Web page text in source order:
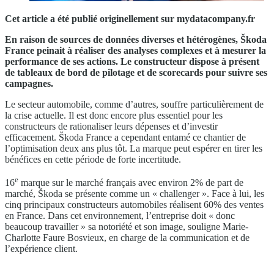
Cet article a été publié originellement sur mydatacompany.fr
En raison de sources de données diverses et hétérogènes, Škoda
France peinait à réaliser des analyses complexes et à mesurer la
performance de ses actions. Le constructeur dispose à présent
de tableaux de bord de pilotage et de scorecards pour suivre ses
campagnes.
Le secteur automobile, comme d’autres, souffre particulièrement de
la crise actuelle. Il est donc encore plus essentiel pour les
constructeurs de rationaliser leurs dépenses et d’investir
efficacement. Škoda France a cependant entamé ce chantier de
l’optimisation deux ans plus tôt. La marque peut espérer en tirer les
bénéfices en cette période de forte incertitude.
16e marque sur le marché français avec environ 2% de part de
marché, Škoda se présente comme un « challenger ». Face à lui, les
cinq principaux constructeurs automobiles réalisent 60% des ventes
en France. Dans cet environnement, l’entreprise doit « donc
beaucoup travailler » sa notoriété et son image, souligne Marie-
Charlotte Faure Bosvieux, en charge de la communication et de
l’expérience client.